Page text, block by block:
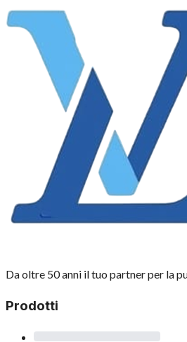
Da oltre 50 anni il tuo partner per la
Prodotti